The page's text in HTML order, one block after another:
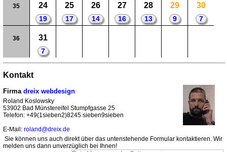
35 24
19
25
17
26
14
27
16
28
13
29
9
30
7
36 31
7
Kontakt
Firma dreix webdesign
Roland Koslowsky
53902 Bad Münstereifel Stumpfgasse 25
Telefon: +49(1sieben2)8245 sieben9sieben
E-Mail: roland@dreix.de
Sie können uns auch direkt über das untenstehende Formular kontaktieren. Wir
melden uns dann unverzüglich bei Ihnen!